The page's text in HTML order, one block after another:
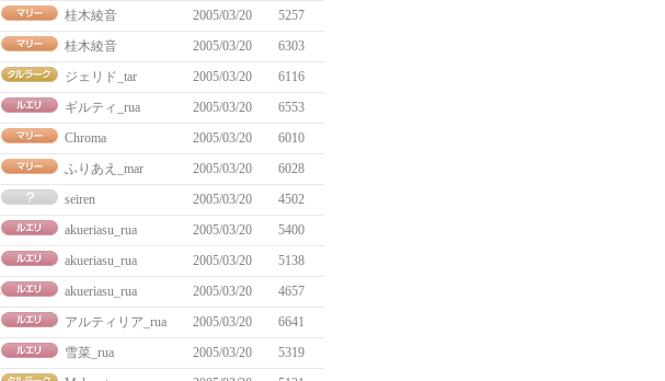
桂木綾音 2005/03/20
5257
桂木綾音 2005/03/20
6303
ジェリド_tar 2005/03/20
6116
ギルティ_rua 2005/03/20
6553
Chroma 2005/03/20
6010
ふりあえ_mar 2005/03/20
6028
seiren 2005/03/20
4502
akueriasu_rua 2005/03/20
5400
akueriasu_rua 2005/03/20
5138
akueriasu_rua 2005/03/20
4657
アルティリア_rua 2005/03/20
6641
雪菜_rua 2005/03/20
5319